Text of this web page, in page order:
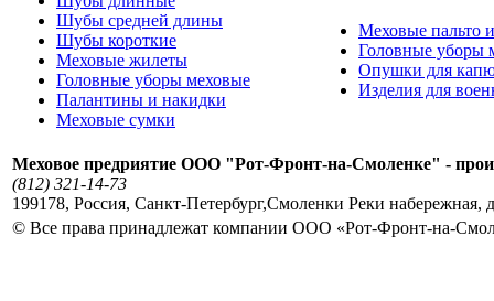
Шубы средней длины
Шубы короткие
Меховые жилеты
Головные уборы меховые
Палантины и накидки
Меховые сумки
Меховые пальто
Головные уборы
Опушки для
Изделия для
Меховое предриятие ООО "Рот-Фронт-на-Смоленке" -
(812) 321-14-73
199178, Россия, Санкт-Петербург,Смоленки Реки набережная,
© Все права принадлежат компании ООО «Рот-Фронт-на-